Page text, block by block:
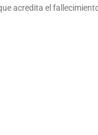
acredita el